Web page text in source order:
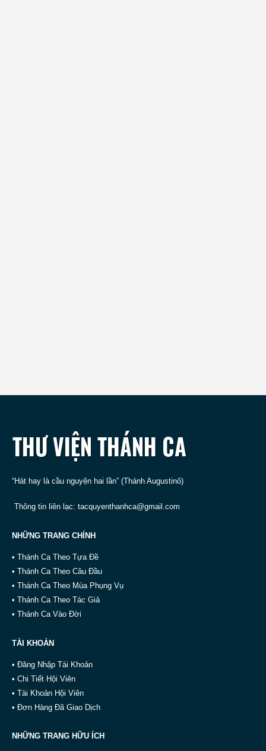
“Hát hay là cầu nguyện hai lần” (Thánh Augustinô)
Thông tin liên lạc: tacquyenthanhca@gmail.com
NHỮNG TRANG CHÍNH
• Thánh Ca Theo Tựa Đề
• Thánh Ca Theo Câu Đầu
• Thánh Ca Theo Mùa Phụng Vụ
• Thánh Ca Theo Tác Giả
• Thánh Ca Vào Đời
TÀI KHOẢN
• Đăng Nhập Tài Khoản
• Chi Tiết Hội Viên
• Tài Khoản Hội Viên
• Đơn Hàng Đã Giao Dịch
NHỮNG TRANG HỮU ÍCH